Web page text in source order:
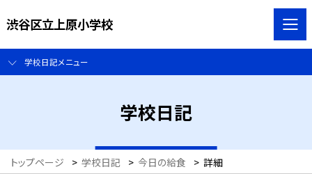
渋谷区立上原小学校
学校日記メニュー
学校日記
トップページ > 学校日記 > 今日の給食 > 詳細